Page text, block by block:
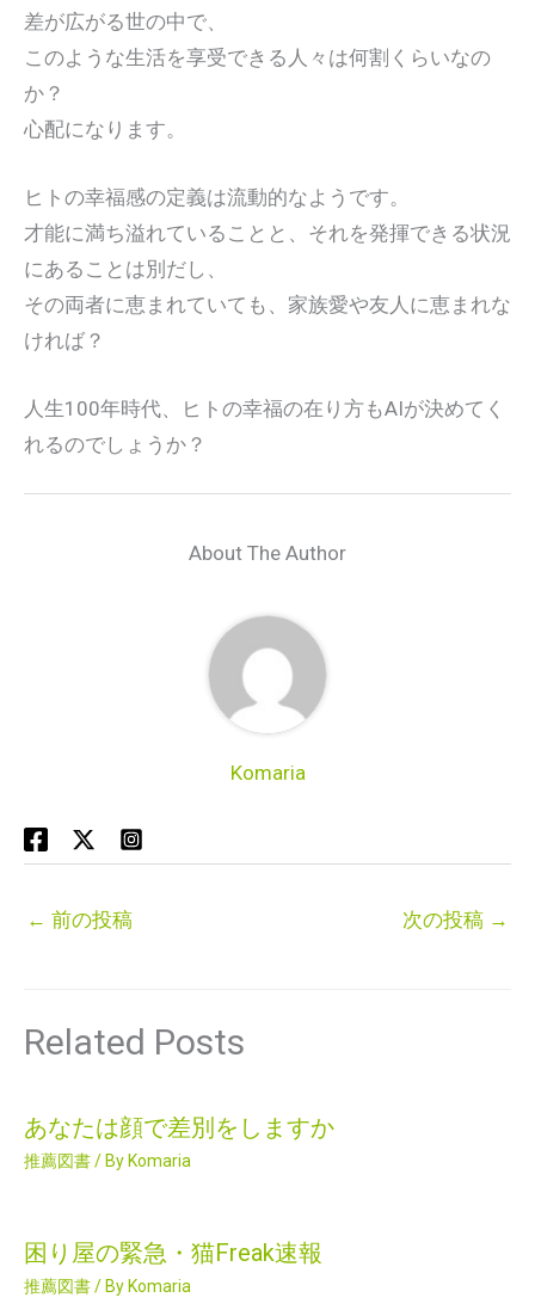
差が広がる世の中で、
このような生活を享受できる人々は何割くらいなの
か？
心配になります。
ヒトの幸福感の定義は流動的なようです。
才能に満ち溢れていることと、それを発揮できる状況
にあることは別だし、
その両者に恵まれていても、家族愛や友人に恵まれな
ければ？
人生100年時代、ヒトの幸福の在り方もAIが決めてく
れるのでしょうか？
About The Author
Komaria
← 前の投稿 次の投稿 →
Related Posts
あなたは顔で差別をしますか
推薦図書/ By Komaria
困り屋の緊急・猫Freak速報
推薦図書/ By Komaria